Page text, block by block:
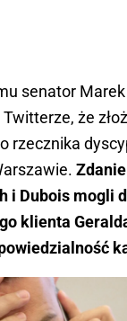
senator
że
rzecznika
i Dubois mogli
klienta